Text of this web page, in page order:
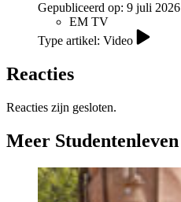
Gepubliceerd op: 9 juli 2026
EM TV
Type artikel: Video
Reacties
Reacties zijn gesloten.
Meer Studentenleven